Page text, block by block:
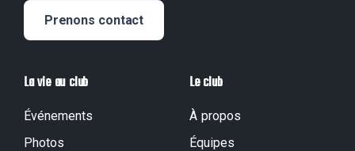
Prenons contact
La vie au club
Événements
Photos
Le club
À propos
Équipes